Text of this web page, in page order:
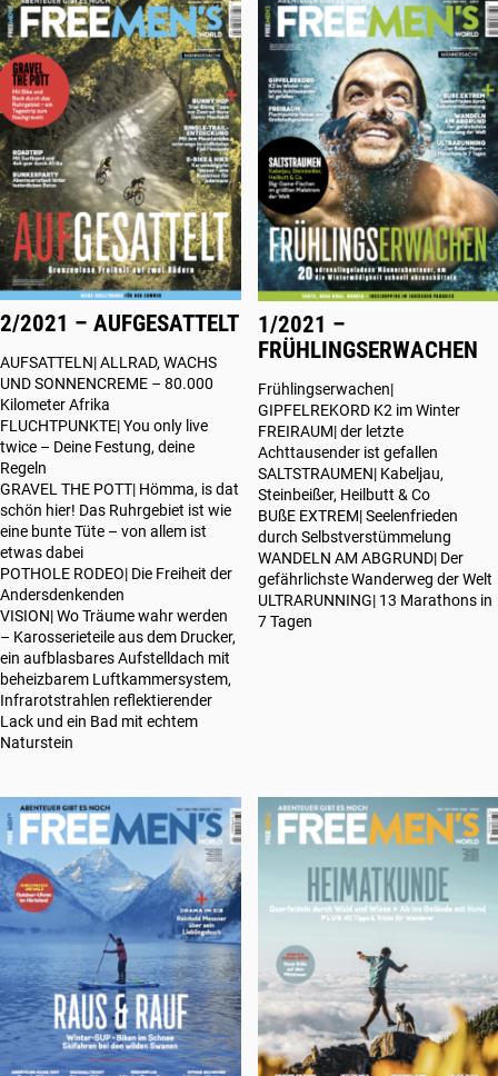
2/2021 – AUFGESATTELT
AUFSATTELN| ALLRAD, WACHS
UND SONNENCREME – 80.000
Kilometer Afrika
FLUCHTPUNKTE| You only live
twice – Deine Festung, deine
Regeln
GRAVEL THE POTT| Hömma, is dat
schön hier! Das Ruhrgebiet ist wie
eine bunte Tüte – von allem ist
etwas dabei
POTHOLE RODEO| Die Freiheit der
Andersdenkenden
VISION| Wo Träume wahr werden
– Karosserieteile aus dem Drucker,
ein aufblasbares Aufstelldach mit
beheizbarem Luftkammersystem,
Infrarotstrahlen reflektierender
Lack und ein Bad mit echtem
Naturstein
1/2021 –
FRÜHLINGSERWACHEN
Frühlingserwachen|
GIPFELREKORD K2 im Winter
FREIRAUM| der letzte
Achttausender ist gefallen
SALTSTRAUMEN| Kabeljau,
Steinbeißer, Heilbutt & Co
BUßE EXTREM| Seelenfrieden
durch Selbstverstümmelung
WANDELN AM ABGRUND| Der
gefährlichste Wanderweg der Welt
ULTRARUNNING| 13 Marathons in
7 Tagen